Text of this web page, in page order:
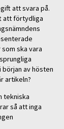
att svara på.
att förtydliga
ska vara
början av hösten
artikeln?
tekniska
så att inga